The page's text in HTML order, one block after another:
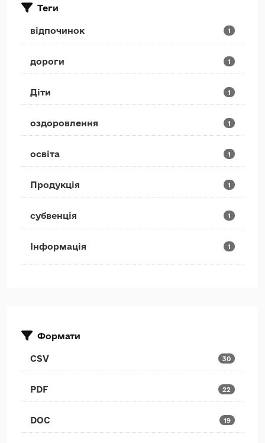
Теги
відпочинок 1
дороги 1
Діти 1
оздоровлення 1
освіта 1
Продукція 1
субвенція 1
Інформація 1
Формати
CSV 30
PDF 22
DOC 19